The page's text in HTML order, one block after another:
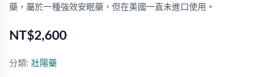
藥，屬於一種強效安眠藥，但在美國一直未進口使用。
NT$2,600
分類: 壯陽藥